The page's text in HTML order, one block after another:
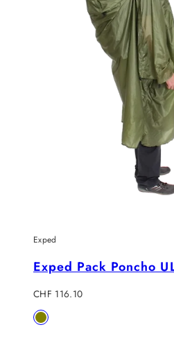
Exped
Exped Pack Poncho
Verkaufspreis
CHF 116.10
Verfügbar
Olive